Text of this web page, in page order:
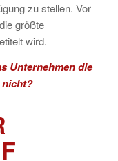
zu stellen. Vor
größte
wird.
Unternehmen die